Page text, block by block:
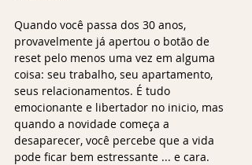
Quando você passa dos 30 anos,
provavelmente já apertou o botão de
reset pelo menos uma vez em alguma
coisa: seu trabalho, seu apartamento,
seus relacionamentos. É tudo
emocionante e libertador no inicio, mas
quando a novidade começa a
desaparecer, você percebe que a vida
pode ficar bem estressante ... e cara.